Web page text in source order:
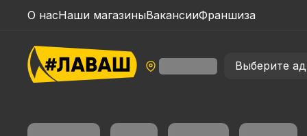
О насНаши магазиныВакансииФраншиза
Выберите